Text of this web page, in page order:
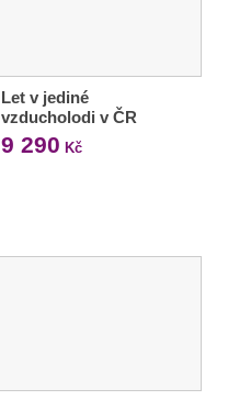
Let v jediné
vzducholodi v ČR
9 290 Kč